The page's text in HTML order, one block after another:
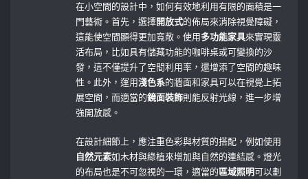
在小空間的設計中，如何有效地利用有限的面積是一
門藝術。首先，選擇開放式的佈局來消除視覺障礙，
這能使空間顯得更加寬敞。使用多功能家具來實現靈
活布局，比如具有儲藏功能的咖啡桌或可變換的沙
發，這不僅提升了空間利用率，還增添了空間的趣味
性。此外，運用淺色系的牆面和家具可以在視覺上拓
展空間，而適當的鏡面裝飾則能反射光線，進一步增
強開放感。
在設計細節上，應注重色彩與材質的搭配，例如使用
自然元素如木材與綠植來增加與自然的連結感。燈光
的布局也是不可忽視的一環，適當的區域照明可以劃